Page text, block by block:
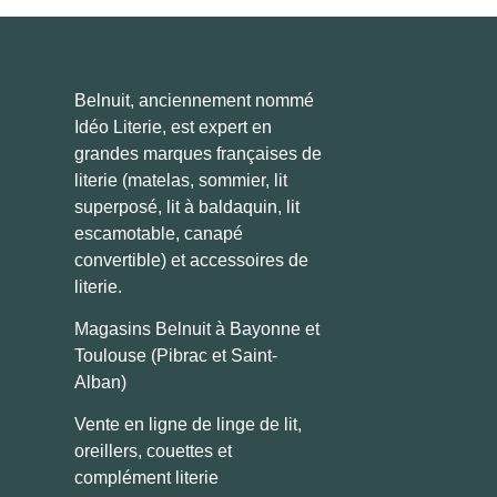
Belnuit, anciennement nommé
Idéo Literie, est expert en
grandes marques françaises de
literie (matelas, sommier, lit
superposé, lit à baldaquin, lit
escamotable, canapé
convertible) et accessoires de
literie.
Magasins Belnuit à Bayonne et
Toulouse (Pibrac et Saint-
Alban)
Vente en ligne de linge de lit,
oreillers, couettes et
complément literie